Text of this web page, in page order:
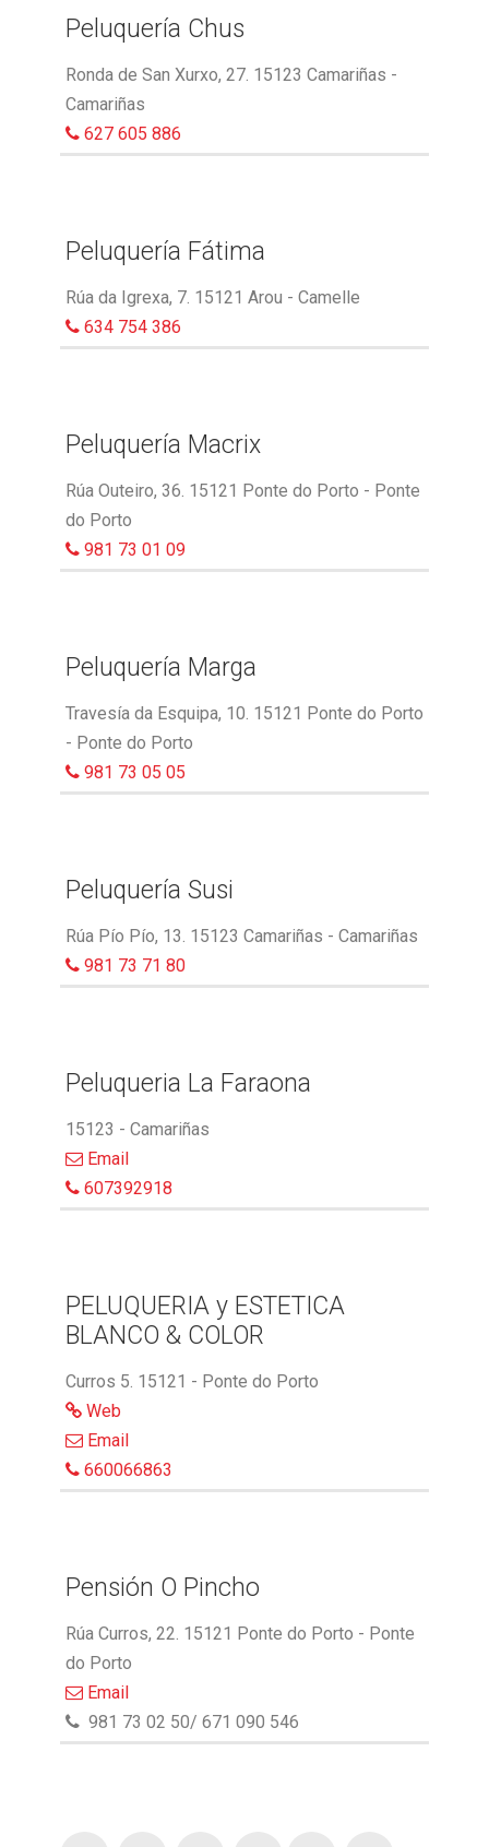
Peluquería Chus
Ronda de San Xurxo, 27. 15123 Camariñas -
Camariñas
627 605 886
Peluquería Fátima
Rúa da Igrexa, 7. 15121 Arou - Camelle
634 754 386
Peluquería Macrix
Rúa Outeiro, 36. 15121 Ponte do Porto - Ponte
do Porto
981 73 01 09
Peluquería Marga
Travesía da Esquipa, 10. 15121 Ponte do Porto
- Ponte do Porto
981 73 05 05
Peluquería Susi
Rúa Pío Pío, 13. 15123 Camariñas - Camariñas
981 73 71 80
Peluqueria La Faraona
15123 - Camariñas
Email
607392918
PELUQUERIA y ESTETICA
BLANCO & COLOR
Curros 5. 15121 - Ponte do Porto
Web
Email
660066863
Pensión O Pincho
Rúa Curros, 22. 15121 Ponte do Porto - Ponte
do Porto
Email
981 73 02 50/ 671 090 546